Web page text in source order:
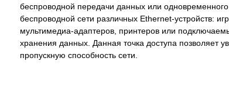
беспроводной передачи данных или
беспроводной сети различных Ethernet-устройств:
мультимедиа-адаптеров, принтеров или
хранения данных. Данная точка доступа позволяет
пропускную способность сети.